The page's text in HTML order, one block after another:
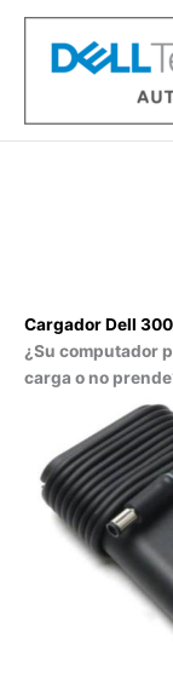
contenido
Cargador Dell
¿Su computador
carga o no